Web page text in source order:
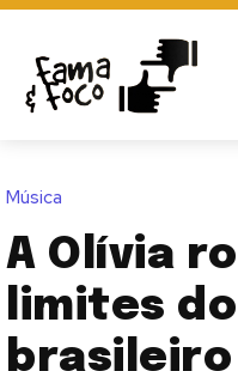
Música
A Olívia
limites